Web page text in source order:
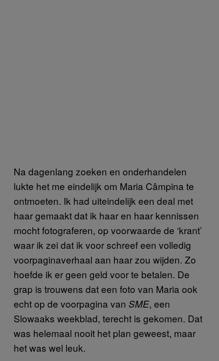
Na dagenlang zoeken en onderhandelen
lukte het me eindelijk om Maria Câmpina te
ontmoeten. Ik had uiteindelijk een deal met
haar gemaakt dat ik haar en haar kennissen
mocht fotograferen, op voorwaarde de ‘krant’
waar ik zei dat ik voor schreef een volledig
voorpaginaverhaal aan haar zou wijden. Zo
hoefde ik er geen geld voor te betalen. De
grap is trouwens dat een foto van Maria ook
echt op de voorpagina van SME, een
Slowaaks weekblad, terecht is gekomen. Dat
was helemaal nooit het plan geweest, maar
het was wel leuk.